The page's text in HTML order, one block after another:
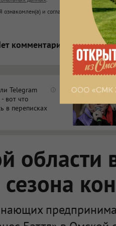
<strong>, <u>, <i>, <em>,
<code>
[img]адрес[/img] будет
ознакомлен(а) и согласен(а) с
Правилами
комментариев.
i
Telegram
вот что
в переписках
области